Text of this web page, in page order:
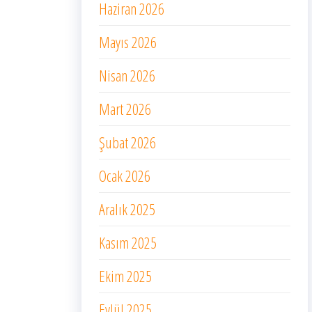
Haziran 2026
Mayıs 2026
Nisan 2026
Mart 2026
Şubat 2026
Ocak 2026
Aralık 2025
Kasım 2025
Ekim 2025